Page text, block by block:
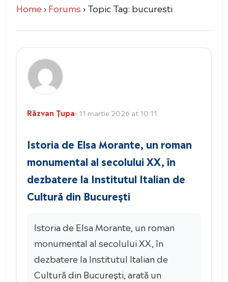
Home›Forums›Topic Tag: bucuresti
Răzvan Țupa• 11 martie 2026 at 10:11
Istoria de Elsa Morante, un roman
monumental al secolului XX, în
dezbatere la Institutul Italian de
Cultură din București
Istoria de Elsa Morante, un roman
monumental al secolului XX, în
dezbatere la Institutul Italian de
Cultură din București, arată un